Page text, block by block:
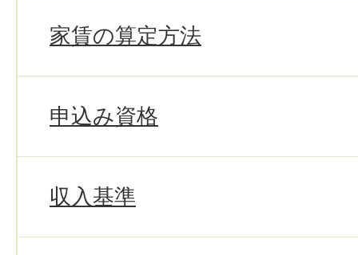
家賃の算定方法
申込み資格
収入基準